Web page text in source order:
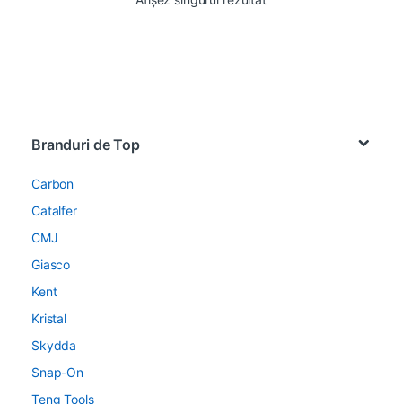
Branduri de Top
Carbon
Catalfer
CMJ
Giasco
Kent
Kristal
Skydda
Snap-On
Teng Tools